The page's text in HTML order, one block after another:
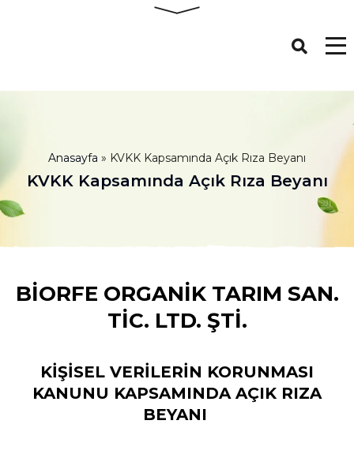
Anasayfa » KVKK Kapsamında Açık Rıza Beyanı
KVKK Kapsamında Açık Rıza Beyanı
BİORFE ORGANİK TARIM SAN.
TİC. LTD. ŞTİ.
KİŞİSEL VERİLERİN KORUNMASI
KANUNU KAPSAMINDA AÇIK RIZA
BEYANI